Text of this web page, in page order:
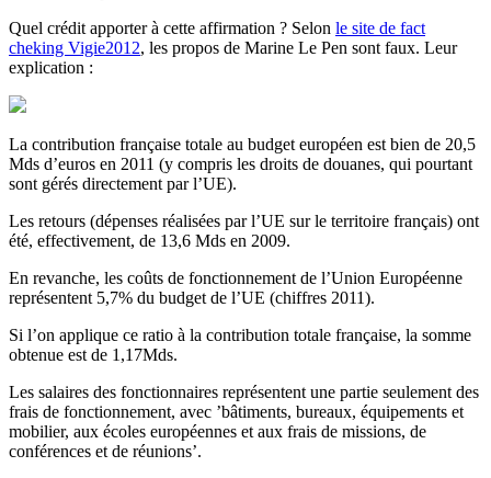
Quel crédit apporter à cette affirmation ? Selon le site de fact
cheking Vigie2012, les propos de Marine Le Pen sont faux. Leur
explication :
La contribution française totale au budget européen est bien de 20,5
Mds d’euros en 2011 (y compris les droits de douanes, qui pourtant
sont gérés directement par l’UE).
Les retours (dépenses réalisées par l’UE sur le territoire français) ont
été, effectivement, de 13,6 Mds en 2009.
En revanche, les coûts de fonctionnement de l’Union Européenne
représentent 5,7% du budget de l’UE (chiffres 2011).
Si l’on applique ce ratio à la contribution totale française, la somme
obtenue est de 1,17Mds.
Les salaires des fonctionnaires représentent une partie seulement des
frais de fonctionnement, avec ’bâtiments, bureaux, équipements et
mobilier, aux écoles européennes et aux frais de missions, de
conférences et de réunions’.